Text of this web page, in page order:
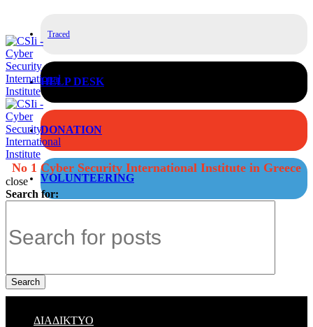
Traced
HELP DESK
DONATION
VOLUNTEERING
No 1 Cyber Security International Institute in Greece
close
Search for:
Search
ΔΙΑΔΙΚΤΥΟ